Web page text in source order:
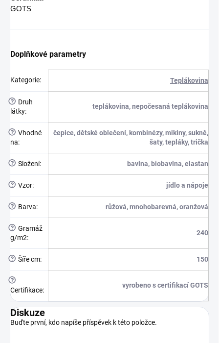
GOTS
Doplňkové parametry
Kategorie: Teplákovina
?
Druh
látky:
teplákovina, nepočesaná teplákovina
? Vhodné
na:
čepice, dětské oblečení, kombinézy, mikiny, sukně,
šaty, tepláky, trička
? Složení: bavlna, biobavlna, elastan
? Vzor: jídlo a nápoje
? Barva: růžová, mnohobarevná, oranžová
? Gramáž
g/m2:
240
? Šíře cm: 150
?
Certifikace:
vyrobeno s certifikací GOTS
Diskuze
Buďte první, kdo napíše příspěvek k této položce.